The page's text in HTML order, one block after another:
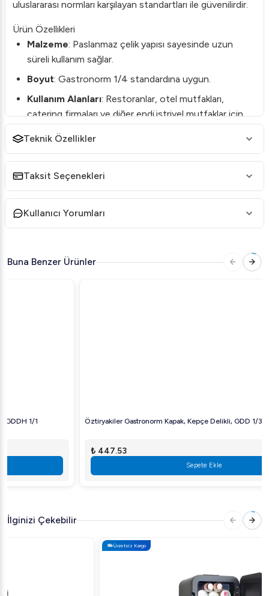
uluslararası normları karşılayan standartları ile güvenilirdir.
Ürün Özellikleri
Malzeme: Paslanmaz çelik yapısı sayesinde uzun
süreli kullanım sağlar.
Boyut: Gastronorm 1/4 standardına uygun.
Kullanım Alanları: Restoranlar, otel mutfakları,
catering firmaları ve diğer endüstriyel mutfaklar için
Neden Öztiryakiler Gastronorm Kapak GD 1/4?
Dayanıklılık: Paslanmaz çelik yapısı ile aşınmalara karşı
Uyumluluk: Diğer Gastronorm kaplar ile kolayca
Teknik Özellikler
Taksit Seçenekleri
Kullanıcı Yorumları
Buna Benzer Ürünler
Öztiryakiler Gastronorm Kapak, Kepçe Delikli, GDD 1/3
İlginizi Çekebilir